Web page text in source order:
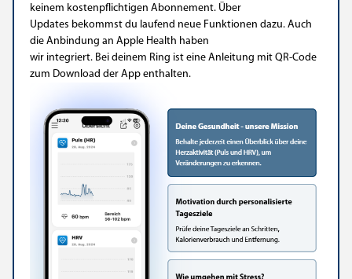
keinem kostenpflichtigen Abonnement. Über
Updates bekommst du laufend neue Funktionen dazu. Auch
die Anbindung an Apple Health haben
wir integriert. Bei deinem Ring ist eine Anleitung mit QR-Code
zum Download der App enthalten.